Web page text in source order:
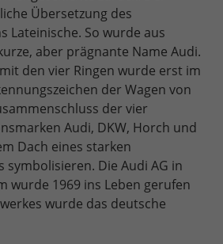
Übersetzung des
Lateinische. So wurde aus
aber prägnante Name Audi.
den vier Ringen wurde erst im
der Wagen von
der vier
Audi, DKW, Horch und
Dach eines starken
Die Audi AG in
wurde 1969 ins Leben gerufen
wurde das deutsche